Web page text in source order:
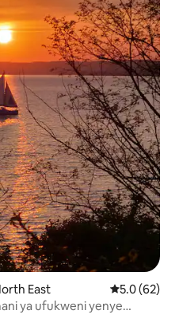
East Ukadiriaji
5.0 (62)
ya ufukweni yenye